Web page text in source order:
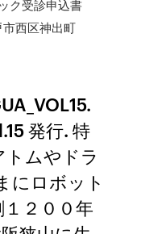
ク受診申込書
西区神出町
発行. 特
トムやドラ
にロボット
２００年